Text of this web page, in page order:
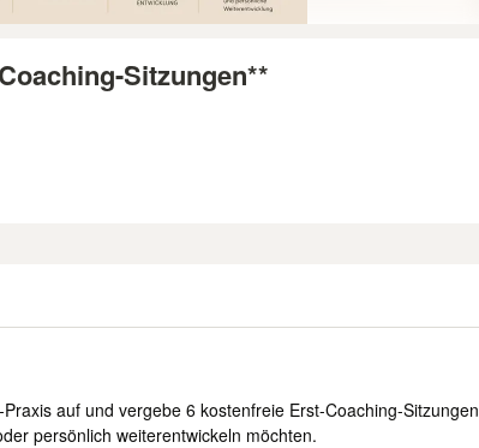
Sitzungen**
auf und vergebe 6 kostenfreie Erst-Coaching-Sitzungen
persönlich weiterentwickeln möchten.